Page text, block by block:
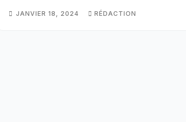
JANVIER 18, 2024 RÉDACTION